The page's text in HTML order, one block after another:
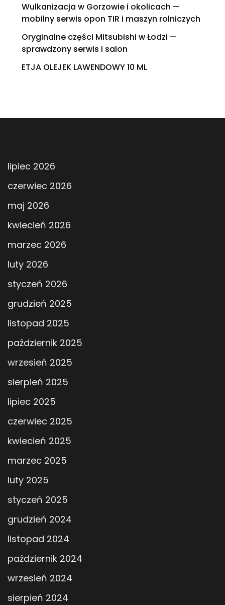
Wulkanizacja w Gorzowie i okolicach —
mobilny serwis opon TIR i maszyn rolniczych
Oryginalne części Mitsubishi w Łodzi —
sprawdzony serwis i salon
ETJA OLEJEK LAWENDOWY 10 ML
lipiec 2026
czerwiec 2026
maj 2026
kwiecień 2026
marzec 2026
luty 2026
styczeń 2026
grudzień 2025
listopad 2025
październik 2025
wrzesień 2025
sierpień 2025
lipiec 2025
czerwiec 2025
kwiecień 2025
marzec 2025
luty 2025
styczeń 2025
grudzień 2024
listopad 2024
październik 2024
wrzesień 2024
sierpień 2024